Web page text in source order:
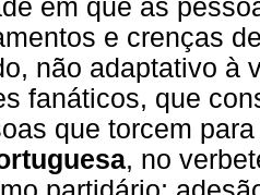
em que as
e crenças
não adaptativo à
fanáticos, que
que torcem
, no